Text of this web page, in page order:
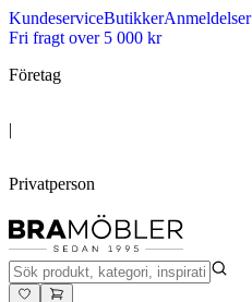
KundeserviceButikkerAnmeldelser
Fri fragt over 5 000 kr
Företag
|
Privatperson